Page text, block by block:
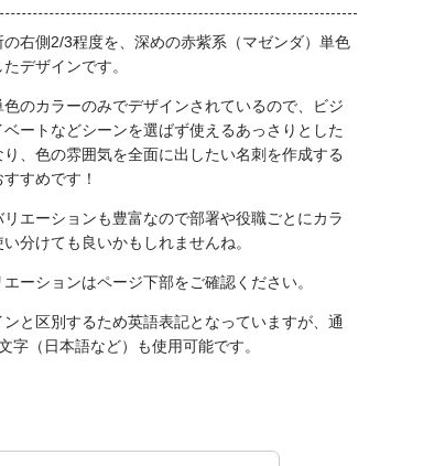
右側2/3程度を、深めの赤紫系（マゼンダ）単色
デザインです。
色のカラーのみでデザインされているので、ビジ
ベートなどシーンを選ばず使えるあっさりとした
、色の雰囲気を全面に出したい名刺を作成する
すめです！
リエーションも豊富なので部署や役職ごとにカラ
分けても良いかもしれませんね。
ーションはページ下部をご確認ください。
と区別するため英語表記となっていますが、通
字（日本語など）も使用可能です。